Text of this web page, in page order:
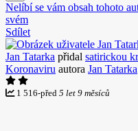
Nelíbí se vám obsah tohoto
svém
Sdílet
Jan Tatarka přidal satirickou
Koronaviru autora Jan Tatarka
1 516-před 5 let 9 měsíců